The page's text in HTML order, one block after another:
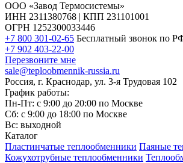
ООО «Завод Термосистемы»
ИНН 2311380768 | КПП 231101001
ОГРН 1252300033446
+7 800 301-02-65 Бесплатный звонок по
+7 902 403-22-00
Перезвоните мне
sale@teploobmennik-russia.ru
Россия, г. Краснодар, ул. 3-я Трудовая 102
График работы:
Пн-Пт: с 9:00 до 20:00 по Москве
Сб: с 9:00 до 18:00 по Москве
Вс: выходной
Каталог
Пластинчатые теплообменники Паяные
Кожухотрубные теплообменники